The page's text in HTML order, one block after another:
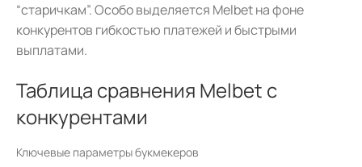
“старичкам”. Особо выделяется Melbet на фоне
конкурентов гибкостью платежей и быстрыми
выплатами.
Таблица сравнения Melbet с
конкурентами
Ключевые параметры букмекеров